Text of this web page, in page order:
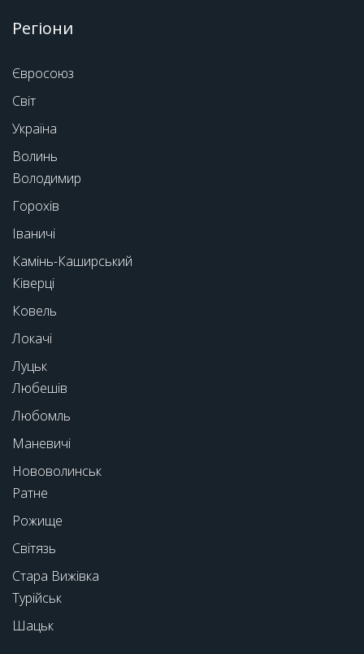
Регіони
Євросоюз
Світ
Україна
Волинь
Володимир
Горохів
Іваничі
Камінь-Каширський
Ківерці
Ковель
Локачі
Луцьк
Любешів
Любомль
Маневичі
Нововолинськ
Ратне
Рожище
Світязь
Стара Вижівка
Турійськ
Шацьк